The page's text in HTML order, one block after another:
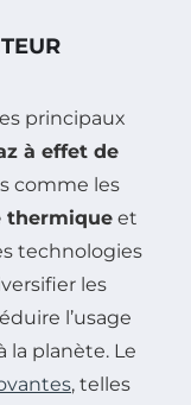
principaux
à effet de
comme les
thermique et
technologies
les
l’usage
la planète. Le
, telles